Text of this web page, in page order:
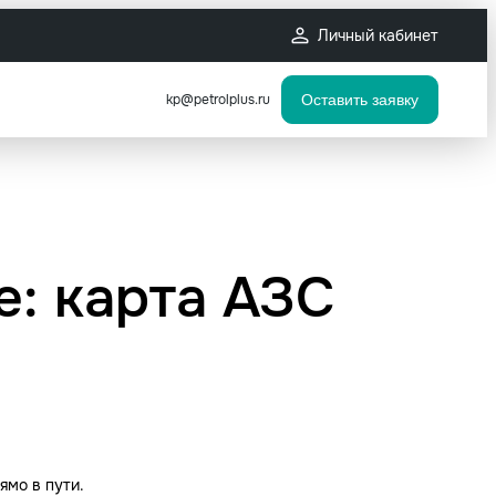
Личный кабинет
kp@petrolplus.ru Оставить заявку
карта АЗС
в пути.